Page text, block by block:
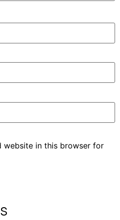
website in this browser for